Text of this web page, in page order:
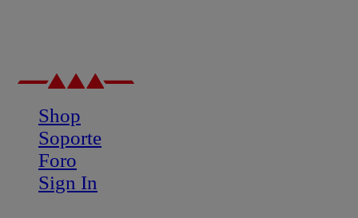
Shop
Soporte
Foro
Sign In